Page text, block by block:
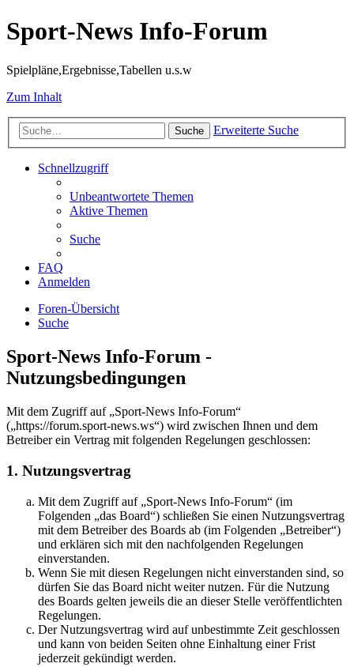
Sport-News Info-Forum
Spielpläne,Ergebnisse,Tabellen u.s.w
Zum Inhalt
Suche Erweiterte Suche
Schnellzugriff
Unbeantwortete Themen
Aktive Themen
Suche
FAQ
Anmelden
Foren-Übersicht
Suche
Sport-News Info-Forum -
Nutzungsbedingungen
Mit dem Zugriff auf „Sport-News Info-Forum“
(„https://forum.sport-news.ws“) wird zwischen Ihnen und dem
Betreiber ein Vertrag mit folgenden Regelungen geschlossen:
1. Nutzungsvertrag
Mit dem Zugriff auf „Sport-News Info-Forum“ (im
Folgenden „das Board“) schließen Sie einen Nutzungsvertrag
mit dem Betreiber des Boards ab (im Folgenden „Betreiber“)
und erklären sich mit den nachfolgenden Regelungen
einverstanden.
Wenn Sie mit diesen Regelungen nicht einverstanden sind, so
dürfen Sie das Board nicht weiter nutzen. Für die Nutzung
des Boards gelten jeweils die an dieser Stelle veröffentlichten
Regelungen.
Der Nutzungsvertrag wird auf unbestimmte Zeit geschlossen
und kann von beiden Seiten ohne Einhaltung einer Frist
jederzeit gekündigt werden.